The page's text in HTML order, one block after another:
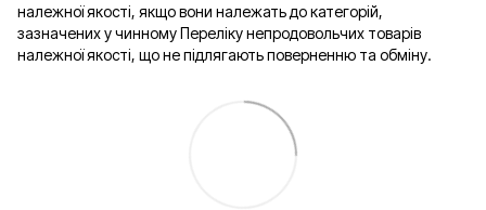
належної якості, якщо вони належать до категорій,
зазначених у чинному Переліку непродовольчих товарів
належної якості, що не підлягають поверненню та обміну.